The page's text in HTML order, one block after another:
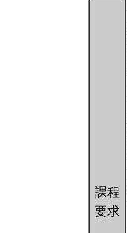
課程
要求